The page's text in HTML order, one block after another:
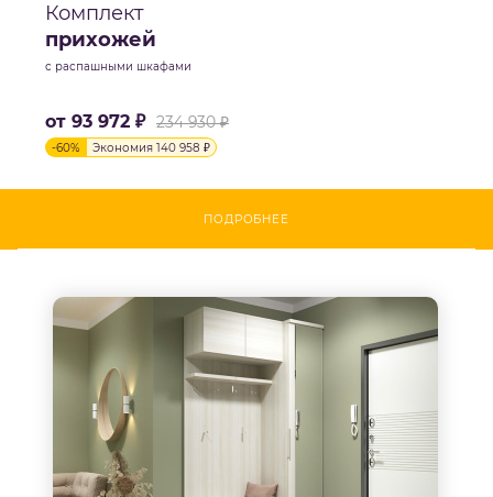
Комплект
прихожей
с распашными шкафами
от 93 972 ₽ 234 930 ₽
-60% Экономия 140 958 ₽
ПОДРОБНЕЕ